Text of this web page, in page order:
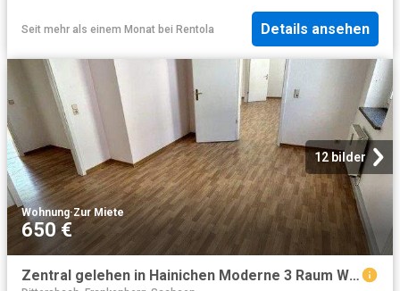
Seit mehr als einem Monat bei Rentola Details ansehen
12 bilder
Wohnung·Zur Miete
650 €
Zentral gelehen in Hainichen Moderne 3 Raum Wohnung nach Sanierung am Markt!